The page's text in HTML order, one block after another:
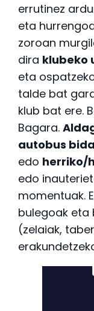
errutinez
eta
zoroan
dira klubeko
eta
talde bat
klub bat ere.
Bagara.
autobus
edo herriko/
edo
momentuak.
bulegoak eta
(zelaiak,